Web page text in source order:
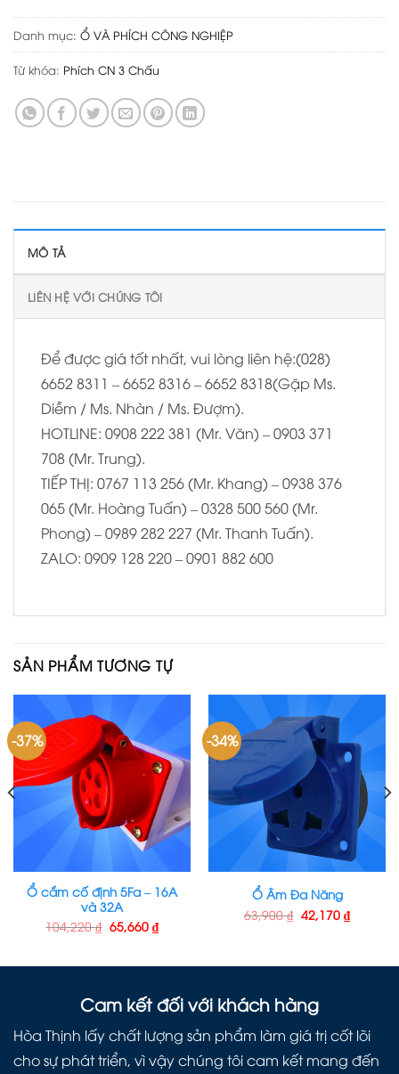
Danh mục: Ổ VÀ PHÍCH CÔNG NGHIỆP
Từ khóa: Phích CN 3 Chấu
MÔ TẢ
LIÊN HỆ VỚI CHÚNG TÔI
Để được giá tốt nhất, vui lòng liên hệ:(028)
6652 8311 – 6652 8316 – 6652 8318(Gặp Ms.
Diễm / Ms. Nhàn / Ms. Đượm).
HOTLINE: 0908 222 381 (Mr. Văn) – 0903 371
708 (Mr. Trung).
TIẾP THỊ: 0767 113 256 (Mr. Khang) – 0938 376
065 (Mr. Hoàng Tuấn) – 0328 500 560 (Mr.
Phong) – 0989 282 227 (Mr. Thanh Tuấn).
ZALO: 0909 128 220 – 0901 882 600
SẢN PHẨM TƯƠNG TỰ
-37%
Ổ cắm cố định 5Fa – 16A
và 32A
104,220₫ 65,660 ₫
-34%
Ổ Âm Đa Năng
63,900₫ 42,170 ₫
Cam kết đối với khách hàng
Hòa Thịnh lấy chất lượng sản phẩm làm giá trị cốt lõi
cho sự phát triển, vì vậy chúng tôi cam kết mang đến